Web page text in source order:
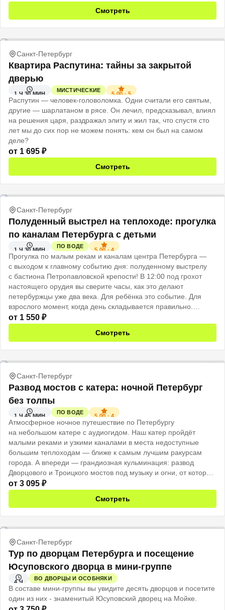
Смотреть
Санкт-Петербург
Квартира Распутина: тайны за закрытой
дверью
1 Ч 30 МИН
МИСТИЧЕСКИЕ
5.00· 5
Распутин — человек-головоломка. Одни считали его святым,
другие — шарлатаном в рясе. Он лечил, предсказывал, влиял
на решения царя, раздражал элиту и жил так, что спустя сто
лет мы до сих пор не можем понять: кем он был на самом
деле?
от 1 695 ₽
Смотреть
Санкт-Петербург
Полуденный выстрел на теплоходе: прогулка
по каналам Петербурга с детьми
1 Ч 30 МИН
ПО ВОДЕ
5.00· 4
Прогулка по малым рекам и каналам центра Петербурга —
с выходом к главному событию дня: полуденному выстрелу
с бастиона Петропавловской крепости! В 12:00 под грохот
настоящего орудия вы сверите часы, как это делают
петербуржцы уже два века. Для ребёнка это событие. Для
взрослого момент, когда день складывается правильно.
Именно поэтому: не говорите детям заранее. Пусть это будет
сюрприз.
от 1 550 ₽
Смотреть
Санкт-Петербург
Развод мостов с катера: ночной Петербург
без толпы
1 Ч 45 МИН
ПО ВОДЕ
5.00· 4
Атмосферное ночное путешествие по Петербургу
на небольшом катере с аудиогидом. Наш катер пройдёт
малыми реками и узкими каналами в места недоступные
большим теплоходам — ближе к самым лучшим ракурсам
города. А впереди — грандиозная кульминация: развод
Дворцового и Троицкого мостов под музыку и огни, от которых
захватывает дух.
от 3 095 ₽
Смотреть
Санкт-Петербург
Тур по дворцам Петербурга и посещение
Юсуповского дворца в мини-группе
4 Ч
ВО ДВОРЦЫ И ОСОБНЯКИ
В составе мини-группы вы увидите десять дворцов и посетите
один из них - знаменитый Юсуповский дворец на Мойке.